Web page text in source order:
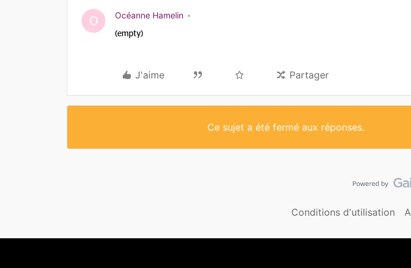
O Océanne Hamelin
(empty)
J'aime Partager
Ce sujet a été fermé aux réponses.
Conditions d'utilisation